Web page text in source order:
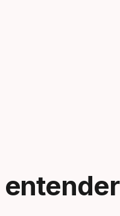
entender